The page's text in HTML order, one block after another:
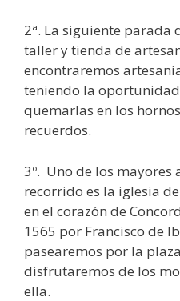
2ª. La siguiente parada
taller y tienda de
encontraremos
teniendo la
quemarlas en los
recuerdos.
3º. Uno de los mayores
recorrido es la iglesia
en el corazón de
1565 por Francisco de
pasearemos por la
disfrutaremos de los
ella.